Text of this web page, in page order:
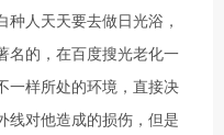
人天天要去做日光浴，
名的，在百度搜光老化一
一样所处的环境，直接决
线对他造成的损伤，但是